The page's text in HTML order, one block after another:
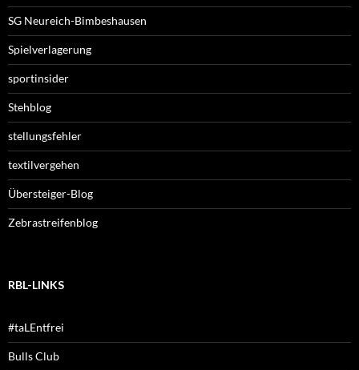
SG Neureich-Bimbeshausen
Spielverlagerung
sportinsider
Stehblog
stellungsfehler
textilvergehen
Übersteiger-Blog
Zebrastreifenblog
RBL-LINKS
#taLEntfrei
Bulls Club